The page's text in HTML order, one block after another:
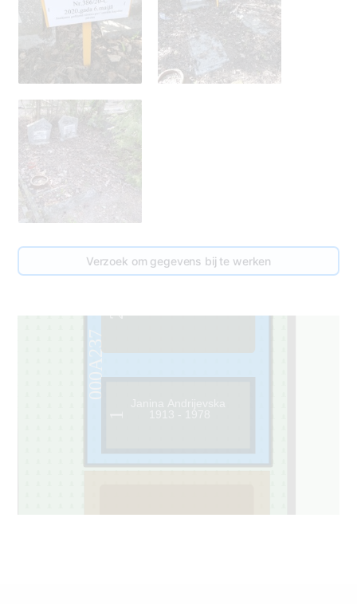
Verzoek om gegevens bij te werken
000A237
2